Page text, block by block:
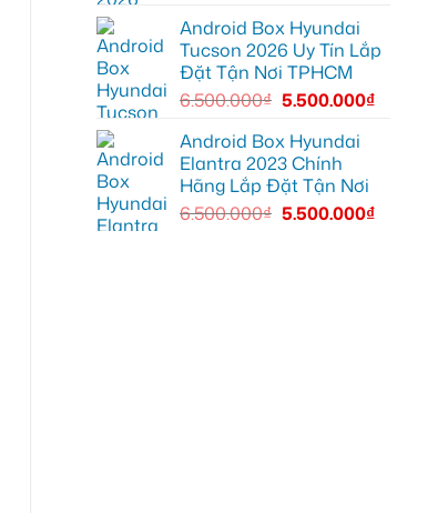
Android Box Hyundai
Tucson 2026 Uy Tín Lắp
Đặt Tận Nơi TPHCM
6.500.000₫ 5.500.000₫
Android Box Hyundai
Elantra 2023 Chính
Hãng Lắp Đặt Tận Nơi
6.500.000₫ 5.500.000₫